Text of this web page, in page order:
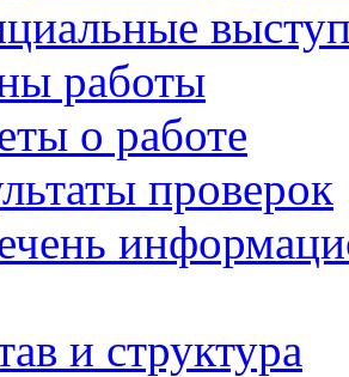
работы
о работе
проверок
и структура